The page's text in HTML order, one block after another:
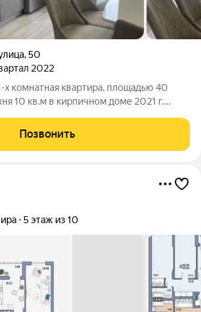
,50
2022
х комнатная квартира, площадью 40
10 кв.м в кирпичном доме 2021 г.
пластиковые стеклопакеты хорошего
Позвонить
5 этаж из 10